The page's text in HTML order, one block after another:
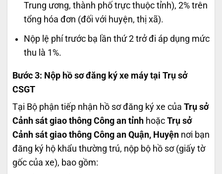
Trung ương, thành phố trực thuộc tỉnh), 2% trên
tổng hóa đơn (đối với huyện, thị xã).
Nộp lệ phí trước bạ lần thứ 2 trở đi áp dụng mức
thu là 1%.
Bước 3: Nộp hồ sơ đăng ký xe máy tại Trụ sở
CSGT
Tại Bộ phận tiếp nhận hồ sơ đăng ký xe của Trụ sở
Cảnh sát giao thông Công an tỉnh hoặc Trụ sở
Cảnh sát giao thông Công an Quận, Huyện nơi bạn
đăng ký hộ khẩu thường trú, nộp bộ hồ sơ (giấy tờ
gốc của xe), bao gồm: